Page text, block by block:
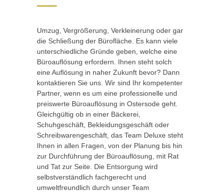
Umzug, Vergrößerung, Verkleinerung oder gar
die Schließung der Bürofläche. Es kann viele
unterschiedliche Gründe geben, welche eine
Büroauflösung erfordern. Ihnen steht solch
eine Auflösung in naher Zukunft bevor? Dann
kontaktieren Sie uns. Wir sind Ihr kompetenter
Partner, wenn es um eine professionelle und
preiswerte Büroauflösung in Ostersode geht.
Gleichgültig ob in einer Bäckerei,
Schuhgeschäft, Bekleidungsgeschäft oder
Schreibwarengeschäft, das Team Deluxe steht
Ihnen in allen Fragen, von der Planung bis hin
zur Durchführung der Büroauflösung, mit Rat
und Tat zur Seite. Die Entsorgung wird
selbstverständlich fachgerecht und
umweltfreundlich durch unser Team